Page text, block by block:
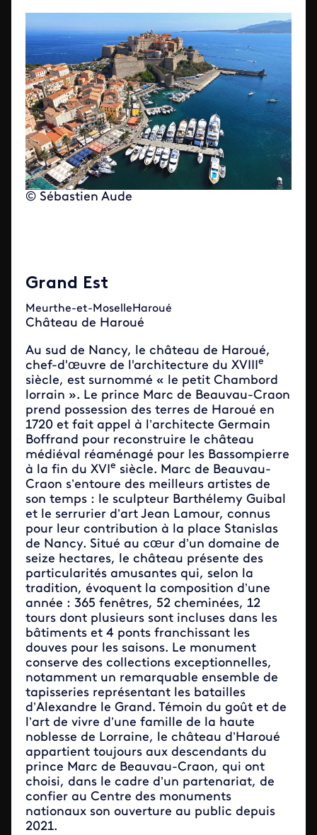
© Sébastien Aude
Grand Est
Meurthe-et-MoselleHaroué
Château de Haroué
Au sud de Nancy, le château de Haroué,
chef-d'œuvre de l'architecture du XVIIIe
siècle, est surnommé « le petit Chambord
lorrain ». Le prince Marc de Beauvau-Craon
prend possession des terres de Haroué en
1720 et fait appel à l’architecte Germain
Boffrand pour reconstruire le château
médiéval réaménagé pour les Bassompierre
à la fin du XVIe siècle. Marc de Beauvau-
Craon s’entoure des meilleurs artistes de
son temps : le sculpteur Barthélemy Guibal
et le serrurier d’art Jean Lamour, connus
pour leur contribution à la place Stanislas
de Nancy. Situé au cœur d’un domaine de
seize hectares, le château présente des
particularités amusantes qui, selon la
tradition, évoquent la composition d’une
année : 365 fenêtres, 52 cheminées, 12
tours dont plusieurs sont incluses dans les
bâtiments et 4 ponts franchissant les
douves pour les saisons. Le monument
conserve des collections exceptionnelles,
notamment un remarquable ensemble de
tapisseries représentant les batailles
d’Alexandre le Grand. Témoin du goût et de
l’art de vivre d’une famille de la haute
noblesse de Lorraine, le château d’Haroué
appartient toujours aux descendants du
prince Marc de Beauvau-Craon, qui ont
choisi, dans le cadre d’un partenariat, de
confier au Centre des monuments
nationaux son ouverture au public depuis
2021.